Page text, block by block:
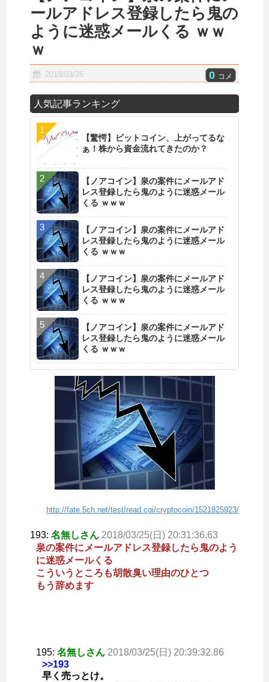
ールアドレス登録したら鬼の
ように迷惑メールくる ｗｗ
ｗ
2018/03/26 0 コメ
人気記事ランキング
【驚愕】ビットコイン、上がってるな
ぁ！株から資金流れてきたのか？
【ノアコイン】泉の案件にメールアド
レス登録したら鬼のように迷惑メール
くる ｗｗｗ
【ノアコイン】泉の案件にメールアド
レス登録したら鬼のように迷惑メール
くる ｗｗｗ
【ノアコイン】泉の案件にメールアド
レス登録したら鬼のように迷惑メール
くる ｗｗｗ
【ノアコイン】泉の案件にメールアド
レス登録したら鬼のように迷惑メール
くる ｗｗｗ
http://fate.5ch.net/test/read.cgi/cryptocoin/1521825923/
193: 名無しさん 2018/03/25(日) 20:31:36.63
泉の案件にメールアドレス登録したら鬼のよう
に迷惑メールくる
こういうところも胡散臭い理由のひとつ
もう辞めます
195: 名無しさん 2018/03/25(日) 20:39:32.86
>>193
早く売っとけ。